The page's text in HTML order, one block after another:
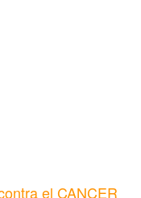
el CANCER